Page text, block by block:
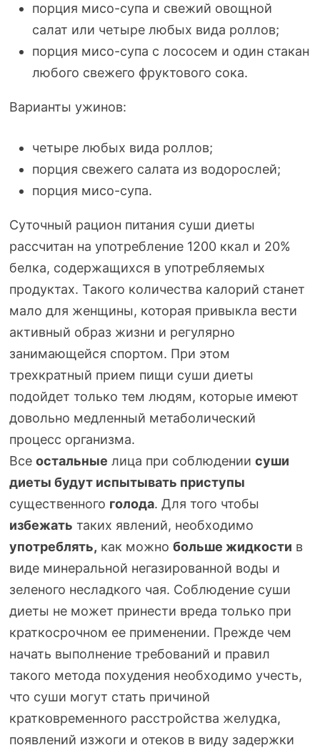
порция мисо-супа и свежий овощной
салат или четыре любых вида роллов;
порция мисо-супа с лососем и один стакан
любого свежего фруктового сока.
Варианты ужинов:
четыре любых вида роллов;
порция свежего салата из водорослей;
порция мисо-супа.
Суточный рацион питания суши диеты
рассчитан на употребление 1200 ккал и 20%
белка, содержащихся в употребляемых
продуктах. Такого количества калорий станет
мало для женщины, которая привыкла вести
активный образ жизни и регулярно
занимающейся спортом. При этом
трехкратный прием пищи суши диеты
подойдет только тем людям, которые имеют
довольно медленный метаболический
процесс организма.
Все остальные лица при соблюдении суши
диеты будут испытывать приступы
существенного голода. Для того чтобы
избежать таких явлений, необходимо
употреблять, как можно больше жидкости в
виде минеральной негазированной воды и
зеленого несладкого чая. Соблюдение суши
диеты не может принести вреда только при
краткосрочном ее применении. Прежде чем
начать выполнение требований и правил
такого метода похудения необходимо учесть,
что суши могут стать причиной
кратковременного расстройства желудка,
появлений изжоги и отеков в виду задержки